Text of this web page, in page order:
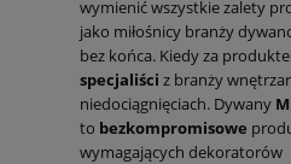
wymienić wszystkie zalety
jako miłośnicy branży
bez końca. Kiedy za
specjaliści z branży
niedociągnięciach. Dywany
to bezkompromisowe
wymagających dekoratorów